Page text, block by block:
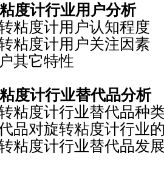
度计行业用户分析
度计用户认知程度
度计用户关注因素
它特性
度计行业替代品分析
度计行业替代品种
对旋转粘度计行业
度计行业替代品发